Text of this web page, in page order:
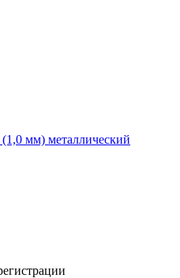
мм) металлический